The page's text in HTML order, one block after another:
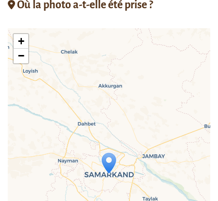
Où la photo a-t-elle été prise ?
Travelers' Map is loading...
If you see this after your page is
loaded completely, leafletJS files are
missing.
+
−